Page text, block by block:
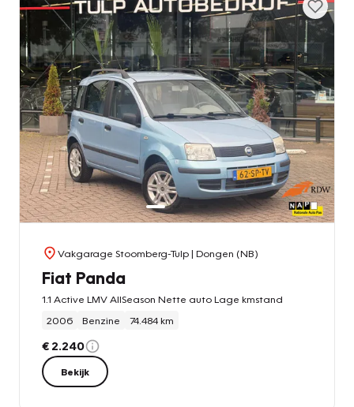
Vakgarage Stoomberg-Tulp| Dongen (NB)
Fiat Panda
1.1 Active LMV AllSeason Nette auto Lage kmstand
2006
Benzine 74.484 km
€ 2.240
Bekijk